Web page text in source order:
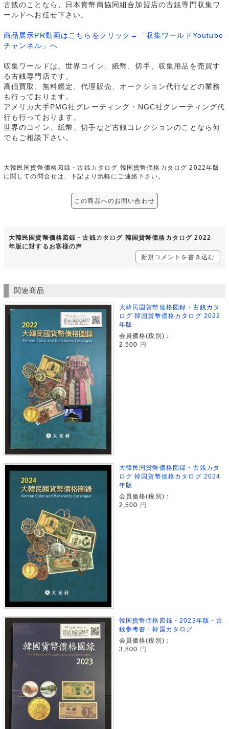
古銭のことなら、日本貨幣商協同組合加盟店の古銭専門収集ワ
ールドへお任せ下さい。
商品展示PR動画はこちらをクリック→「収集ワールドYoutube
チャンネル」へ
収集ワールドは、世界コイン、紙幣、切手、収集用品を売買す
る古銭専門店です。
高価買取、無料鑑定、代理販売、オークション代行などの業務
も行っております。
アメリカ大手PMG社グレーティング・NGC社グレーティング代
行も行っております。
世界のコイン、紙幣、切手など古銭コレクションのことなら何
でもご相談下さい。
大韓民国貨幣価格図録・古銭カタログ 韓国貨幣価格カタログ 2022年版
に関しての問合せは、下記より気軽にご連絡下さい。
この商品へのお問い合わせ
大韓民国貨幣価格図録・古銭カタログ 韓国貨幣価格カタログ 2022
年版に対するお客様の声
新規コメントを書き込む
関連商品
大韓民国貨幣価格図録・古銭カタ
ログ 韓国貨幣価格カタログ 2022
年版
会員価格(税別)：
2,500
円
大韓民国貨幣価格図録・古銭カタ
ログ 韓国貨幣価格カタログ 2024
年版
会員価格(税別)：
2,500
円
韓国貨幣価格図録・2023年版・古
銭参考書・韓国カタログ
会員価格(税別)：
3,800 円